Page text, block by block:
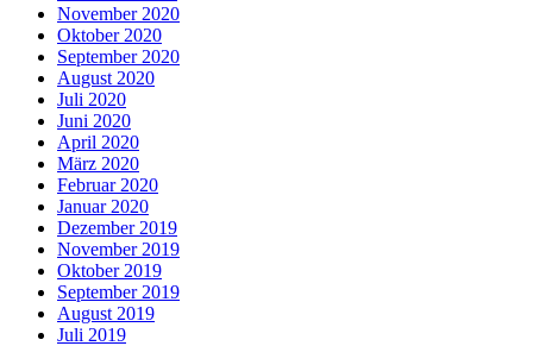
November 2020
Oktober 2020
September 2020
August 2020
Juli 2020
Juni 2020
April 2020
März 2020
Februar 2020
Januar 2020
Dezember 2019
November 2019
Oktober 2019
September 2019
August 2019
Juli 2019